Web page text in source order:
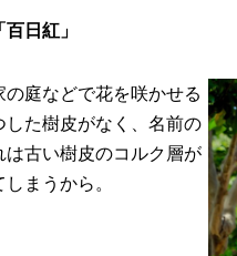
日紅」
庭などで花を咲かせる
た樹皮がなく、名前の
古い樹皮のコルク層が
まうから。